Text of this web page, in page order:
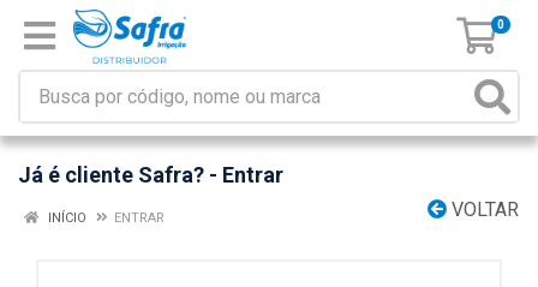
0
Já é cliente Safra? - Entrar
VOLTAR
INÍCIO ENTRAR